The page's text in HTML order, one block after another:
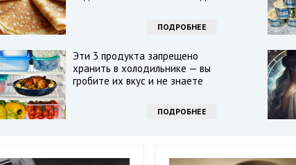
ПОДРОБНЕЕ
Эти 3 продукта запрещено
хранить в холодильнике — вы
гробите их вкус и не знаете
ПОДРОБНЕЕ